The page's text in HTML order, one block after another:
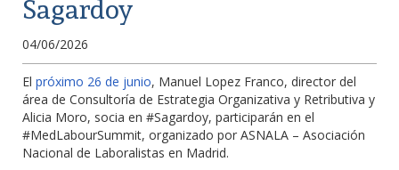
Sagardoy
04/06/2026
El próximo 26 de junio, Manuel Lopez Franco, director del
área de Consultoría de Estrategia Organizativa y Retributiva y
Alicia Moro, socia en #Sagardoy, participarán en el
#MedLabourSummit, organizado por ASNALA – Asociación
Nacional de Laboralistas en Madrid.